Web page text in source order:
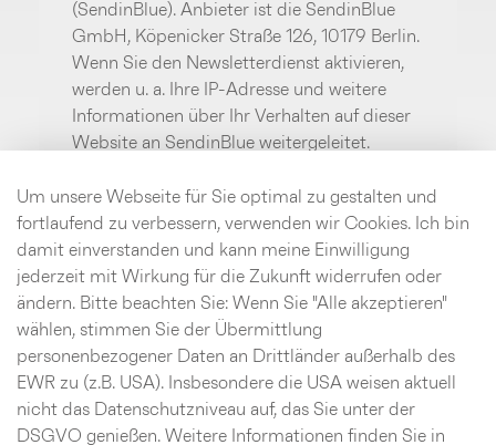
(SendinBlue). Anbieter ist die SendinBlue
GmbH, Köpenicker Straße 126, 10179 Berlin.
Wenn Sie den Newsletterdienst aktivieren,
werden u. a. Ihre IP-Adresse und weitere
Informationen über Ihr Verhalten auf dieser
Website an SendinBlue weitergeleitet.
Umständen Cookies in Ihrem Browser oder
setzt vergleichbare
Wiedererkennungstechnologien ein. Weitere
Informationen finden Sie im Bereich
Datenschutz.
Aktivieren
Um unsere Webseite für Sie optimal zu gestalten und
fortlaufend zu verbessern, verwenden wir Cookies. Ich bin
damit einverstanden und kann meine Einwilligung
jederzeit mit Wirkung für die Zukunft widerrufen oder
ändern. Bitte beachten Sie: Wenn Sie "Alle akzeptieren"
wählen, stimmen Sie der Übermittlung
personenbezogener Daten an Drittländer außerhalb des
EWR zu (z.B. USA). Insbesondere die USA weisen aktuell
nicht das Datenschutzniveau auf, das Sie unter der
DSGVO genießen. Weitere Informationen finden Sie in